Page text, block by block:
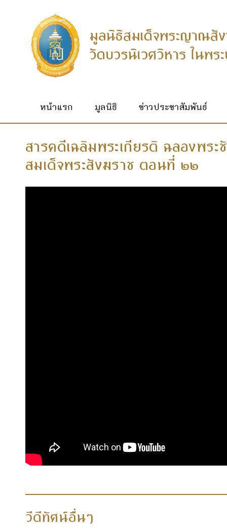
หน้าแรก มูลนิธิ ข่าวประชาสัมพันธ์
สารคดีเฉลิมพระเกียรติ ฉลองพร
สมเด็จพระสังฆราช ตอนที่ ๒๒
วีดีทัศน์อื่นๆ